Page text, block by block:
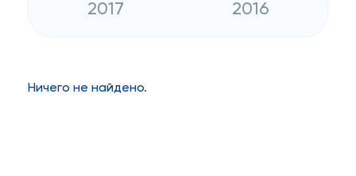
2017 2016
Ничего не найдено.